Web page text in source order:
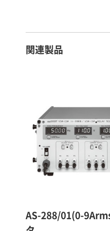
26日 ～ 1
関連製品
AS-288/01(0-